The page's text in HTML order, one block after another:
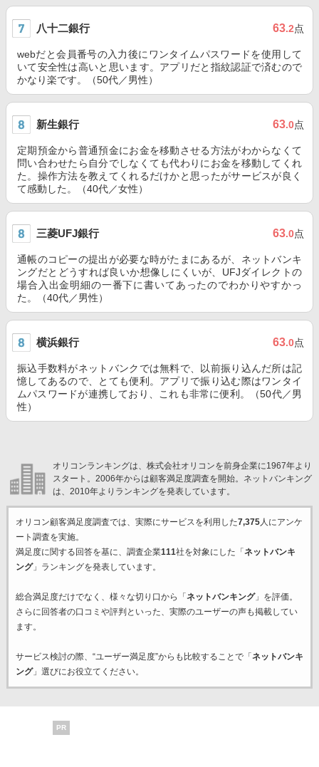
八十二銀行 63.2点
webだと会員番号の入力後にワンタイムパスワードを使用して
いて安全性は高いと思います。アプリだと指紋認証で済むので
かなり楽です。（50代／男性）
新生銀行 63.0点
定期預金から普通預金にお金を移動させる方法がわからなくて
問い合わせたら自分でしなくても代わりにお金を移動してくれ
た。操作方法を教えてくれるだけかと思ったがサービスが良く
て感動した。（40代／女性）
三菱UFJ銀行 63.0点
通帳のコピーの提出が必要な時がたまにあるが、ネットバンキ
ングだとどうすれば良いか想像しにくいが、UFJダイレクトの
場合入出金明細の一番下に書いてあったのでわかりやすかっ
た。（40代／男性）
横浜銀行 63.0点
振込手数料がネットバンクでは無料で、以前振り込んだ所は記
憶してあるので、とても便利。アプリで振り込む際はワンタイ
ムパスワードが連携しており、これも非常に便利。（50代／男
性）
オリコンランキングは、株式会社オリコンを前身企業に1967年より
スタート。2006年からは顧客満足度調査を開始。ネットバンキング
は、2010年よりランキングを発表しています。
オリコン顧客満足度調査では、実際にサービスを利用した7,375人にアンケ
ート調査を実施。
満足度に関する回答を基に、調査企業111社を対象にした「 ネットバンキ
ング」ランキングを発表しています。
総合満足度だけでなく、様々な切り口から「 ネットバンキング」を評価。
さらに回答者の口コミや評判といった、実際のユーザーの声も掲載してい
ます。
サービス検討の際、“ユーザー満足度”からも比較することで「 ネットバンキ
ング」選びにお役立てください。
PR